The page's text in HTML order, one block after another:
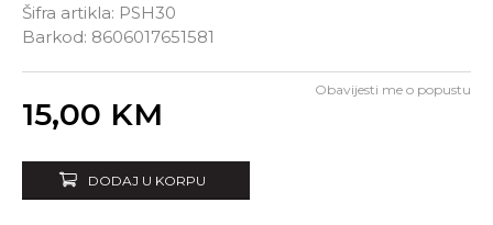
Šifra artikla: PSH30
Barkod: 8606017651581
15,00 KM
Obavijesti me o popustu
DODAJ U KORPU